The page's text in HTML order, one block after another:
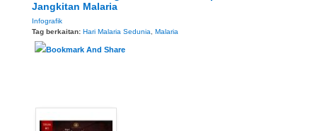
Jangkitan Malaria
Infografik
Tag berkaitan: Hari Malaria Sedunia Malaria